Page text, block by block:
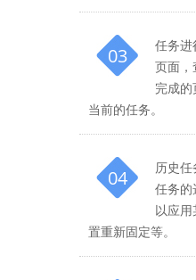
03
任务进
页面，
完成
当前的任务。
04
历史
任务的
以应
置重新固定等。